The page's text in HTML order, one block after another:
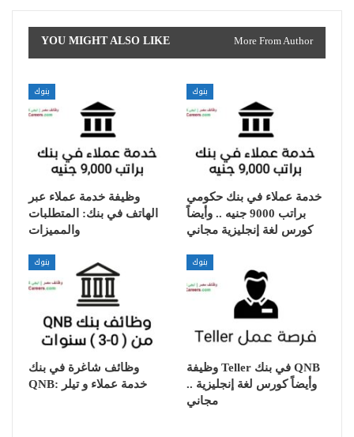
YOU MIGHT ALSO LIKE More From Author
بنوك
وظيفة خدمة عملاء عبر
الهاتف في بنك: المتطلبات
والمميزات
بنوك
خدمة عملاء في بنك حكومي
براتب 9000 جنيه .. وأيضاً
كورس لغة إنجليزية مجاني
بنوك
وظائف شاغرة في بنك
QNB: خدمة عملاء و تيلر
بنوك
وظيفة Teller في بنك QNB
.. وأيضاً كورس لغة إنجليزية
مجاني